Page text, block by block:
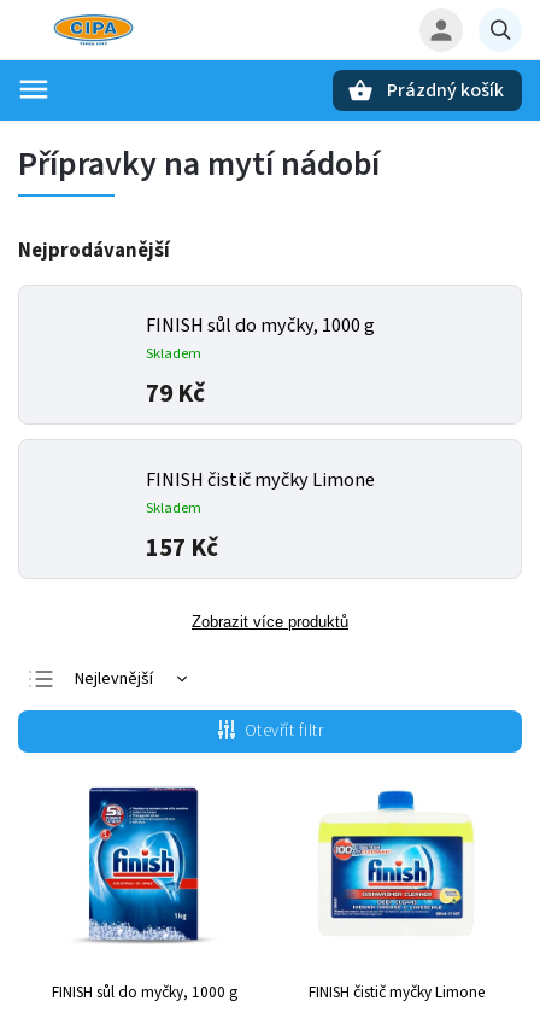
Prázdný košík
Přípravky na mytí nádobí
Nejprodávanější
FINISH sůl do myčky, 1000 g
Skladem
79 Kč
FINISH čistič myčky Limone
Skladem
157 Kč
Zobrazit více produktů
Nejlevnější
Nejdražší
Nejprodávanější
Abecedně
Otevřít filtr
FINISH sůl do myčky, 1000 g FINISH čistič myčky Limone